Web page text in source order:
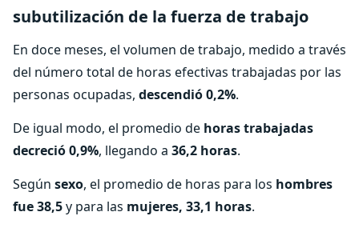
subutilización de la fuerza de trabajo
En doce meses, el volumen de trabajo, medido a través
del número total de horas efectivas trabajadas por las
personas ocupadas, descendió 0,2%.
De igual modo, el promedio de horas trabajadas
decreció 0,9%, llegando a 36,2 horas.
Según sexo, el promedio de horas para los hombres
fue 38,5y para las mujeres, 33,1 horas.